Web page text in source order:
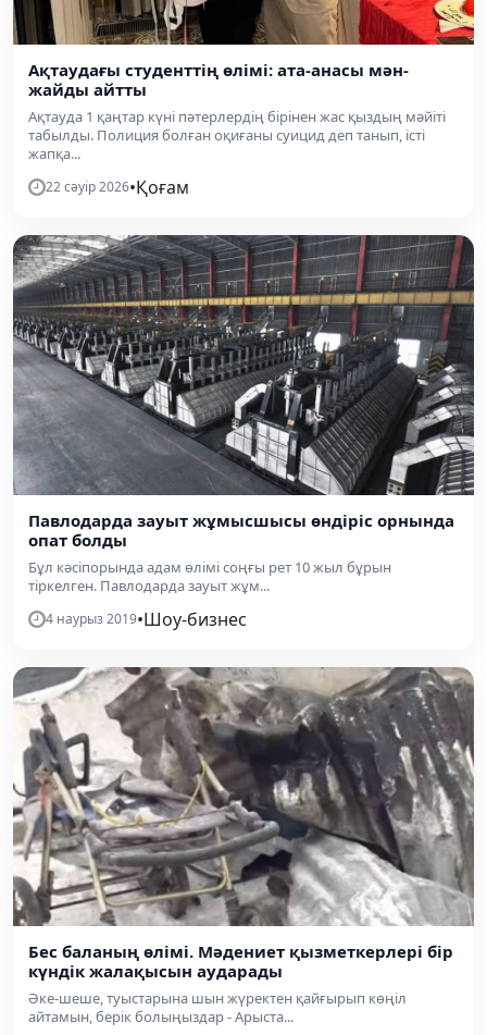
Ақтаудағы студенттің өлімі: ата-анасы мән-
жайды айтты
Ақтауда 1 қаңтар күні пәтерлердің бірінен жас қыздың мәйіті
табылды. Полиция болған оқиғаны суицид деп танып, істі
жапқа...
22 сәуір 2026•Қоғам
Павлодарда зауыт жұмысшысы өндіріс орнында
опат болды
Бұл кәсіпорында адам өлімі соңғы рет 10 жыл бұрын
тіркелген. Павлодарда зауыт жұм...
4 наурыз 2019•Шоу-бизнес
Бес баланың өлімі. Мәдениет қызметкерлері бір
күндік жалақысын аударады
Әке-шеше, туыстарына шын жүректен қайғырып көңіл
айтамын, берік болыңыздар - Арыста...